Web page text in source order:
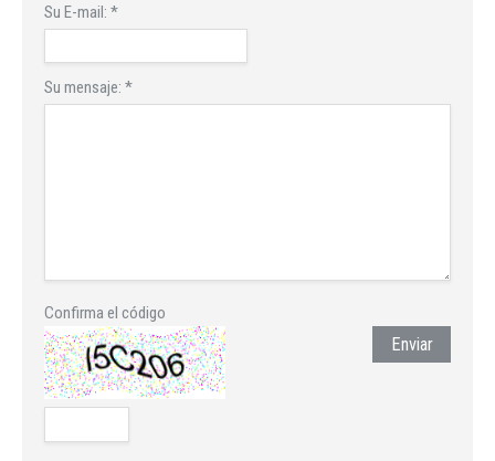
Su E-mail: *
Su mensaje: *
Confirma el código
Enviar